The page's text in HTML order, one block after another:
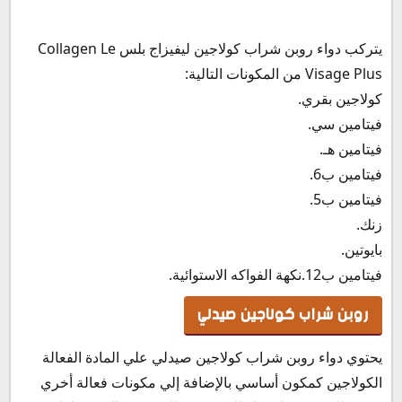
يتركب دواء روبن شراب كولاجين ليفيزاج بلس Collagen Le
Visage Plus من المكونات التالية:
كولاجين بقري.
فيتامين سي.
فيتامين هـ.
فيتامين ب6.
فيتامين ب5.
زنك.
بايوتين.
فيتامين ب12.نكهة الفواكه الاستوائية.
روبن شراب كولاجين صيدلي
يحتوي دواء روبن شراب كولاجين صيدلي علي المادة الفعالة
الكولاجين كمكون أساسي بالإضافة إلي مكونات فعالة أخري